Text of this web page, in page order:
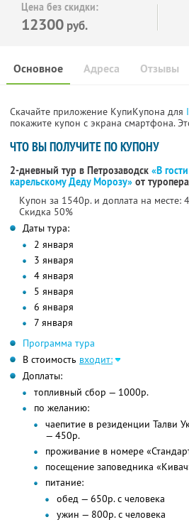
Цена без скидки:
12300 руб.
Основное Отзывы
Адреса
Скачайте приложение КупиКупона для
покажите купон с экрана смартфона.
ЧТО ВЫ ПОЛУЧИТЕ ПО КУПОНУ
2-дневный тур в Петрозаводск «В
карельскому Деду Морозу» от
Купон за 1540р. и доплата на месте:
Скидка 50%
Даты тура:
2 января
3 января
4 января
5 января
6 января
7 января
Программа тура
В стоимость входит:
Доплаты:
топливный сбор — 1000р.
по желанию:
чаепитие в резиденции Талви
— 450р.
проживание в номере
посещение заповедника
питание:
обед — 650р. с человека
ужин — 800р. с человека